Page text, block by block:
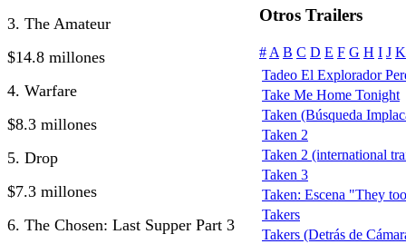
3. The Amateur
$14.8 millones
4. Warfare
$8.3 millones
5. Drop
$7.3 millones
6. The Chosen: Last Supper Part 3
Otros Trailers
# A B C D E F G H I J K
Tadeo El Explorador
Take Me Home Tonight
Taken (Búsqueda
Taken 2
Taken 2 (international
Taken 3
Taken: Escena "They
Takers
Takers (Detrás de